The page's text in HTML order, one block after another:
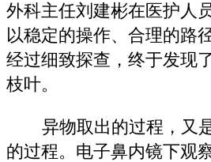
外科主任刘建彬在医护人
以稳定的操作、合理的路
经过细致探查，终于发现
枝叶。
异物取出的过程，又
的过程。电子鼻内镜下观